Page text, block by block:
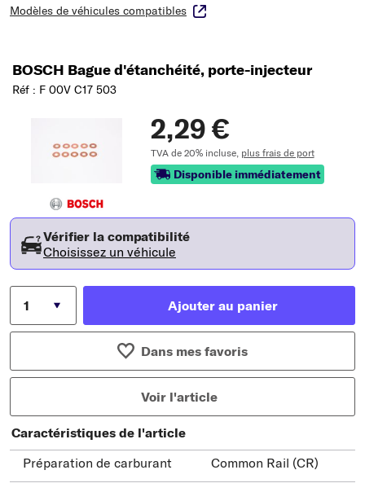
Modèles de véhicules compatibles
BOSCH Bague d'étanchéité, porte-injecteur
Réf : F 00V C17 503
2,29 €
TVA de 20% incluse, plus frais de port
Disponible immédiatement
Vérifier la compatibilité
Choisissez un véhicule
Ajouter au panier
Dans mes favoris
Voir l'article
Caractéristiques de l'article
Préparation de carburant
Common Rail (CR)